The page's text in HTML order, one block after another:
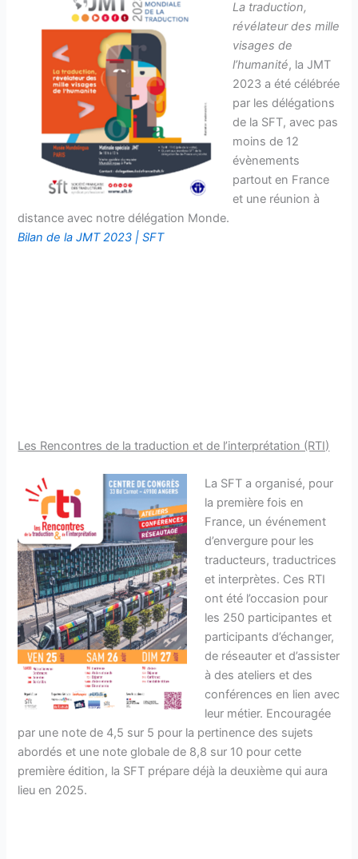
La traduction,
révélateur des mille
visages de
l’humanité, la JMT
2023 a été célébrée
par les délégations
de la SFT, avec pas
moins de 12
évènements
partout en France
et une réunion à
distance avec notre délégation Monde.
Bilan de la JMT 2023 | SFT
Les Rencontres de la traduction et de l’interprétation (RTI)
La SFT a organisé, pour
la première fois en
France, un événement
d’envergure pour les
traducteurs, traductrices
et interprètes. Ces RTI
ont été l’occasion pour
les 250 participantes et
participants d’échanger,
de réseauter et d’assister
à des ateliers et des
conférences en lien avec
leur métier. Encouragée
par une note de 4,5 sur 5 pour la pertinence des sujets
abordés et une note globale de 8,8 sur 10 pour cette
première édition, la SFT prépare déjà la deuxième qui aura
lieu en 2025.